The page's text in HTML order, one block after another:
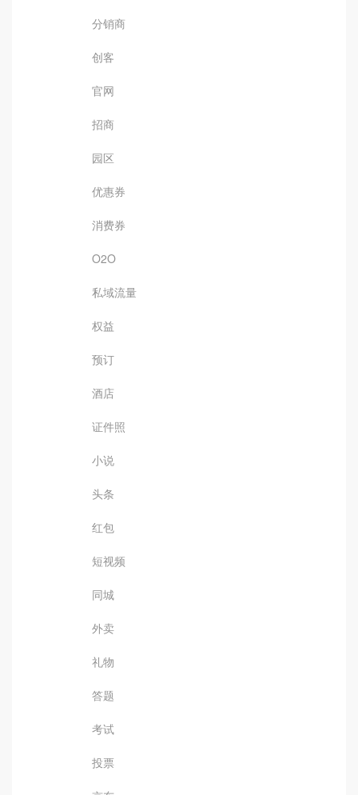
分销商
创客
官网
招商
园区
优惠券
消费券
O2O
私域流量
权益
预订
酒店
证件照
小说
头条
红包
短视频
同城
外卖
礼物
答题
考试
投票